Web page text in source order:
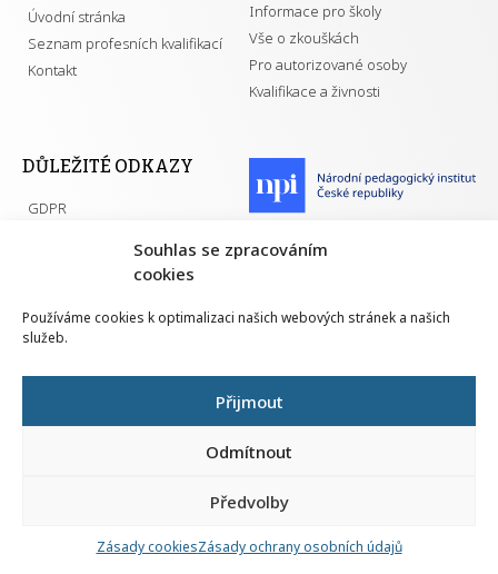
Souhlas se zpracováním
cookies
Používáme cookies k optimalizaci našich webových stránek a našich
služeb.
Přijmout
Odmítnout
Předvolby
Zásady cookiesZásady ochrany osobních údajů
Úvodní stránka
Seznam profesních kvalifikací
Kontakt
Informace pro školy
Vše o zkouškách
Pro autorizované osoby
Kvalifikace a živnosti
DŮLEŽITÉ ODKAZY
GDPR
Přehled PK pro splnění MZK
Národní pedagogický institut ČR